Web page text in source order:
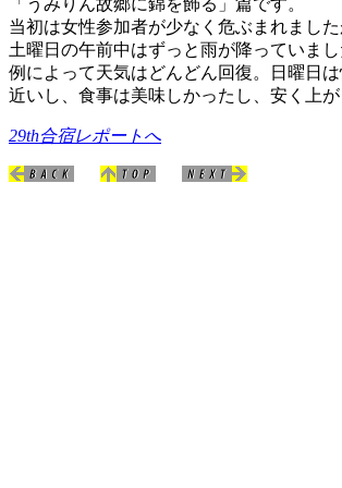
「うみりん故郷に錦を飾る」篇です。
当初は女性参加者が少なく危ぶまれまし
土曜日の午前中はずっと雨が降っていま
例によって天気はどんどん回復。日曜日
近いし、食事は美味しかったし、安く上
29th合宿レポートへ